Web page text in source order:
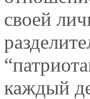
своей
каждый